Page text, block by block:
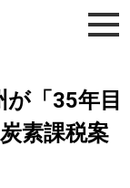
が「35年目
素課税案